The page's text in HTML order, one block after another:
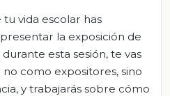
vida escolar has
la exposición de
esta sesión, te vas
como expositores, sino
y trabajarás sobre cómo